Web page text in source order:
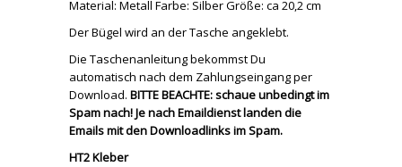
Material: Metall Farbe: Silber Größe: ca 20,2 cm
Der Bügel wird an der Tasche angeklebt.
Die Taschenanleitung bekommst Du
automatisch nach dem Zahlungseingang per
Download.BITTE BEACHTE: schaue unbedingt im
Spam nach! Je nach Emaildienst landen die
Emails mit den Downloadlinks im Spam.
HT2 Kleber